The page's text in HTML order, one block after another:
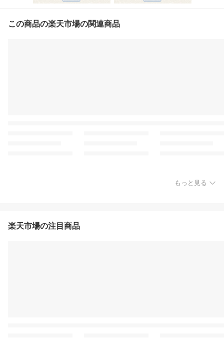
この商品の楽天市場の関連商品
もっと見る
楽天市場の注目商品